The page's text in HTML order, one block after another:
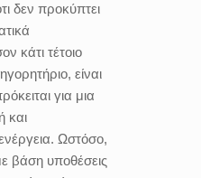
δεν προκύπτει
κάτι τέτοιο
είναι
για μια
και
Ωστόσο,
βάση υποθέσεις